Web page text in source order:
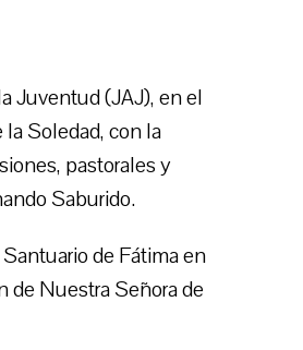
Juventud (JAJ), en el
Soledad, con la
pastorales y
Saburido.
de Fátima en
de Nuestra Señora de